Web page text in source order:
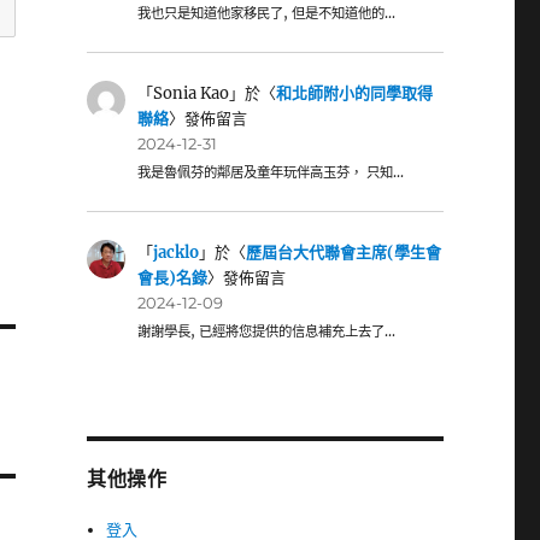
我也只是知道他家移民了, 但是不知道他的…
「Sonia Kao」於〈和北師附小的同學取得
聯絡〉發佈留言
2024-12-31
我是魯佩芬的鄰居及童年玩伴高玉芬， 只知…
「jacklo」於〈歷屆台大代聯會主席(學生會
會長)名錄〉發佈留言
2024-12-09
謝謝學長, 已經將您提供的信息補充上去了…
其他操作
登入